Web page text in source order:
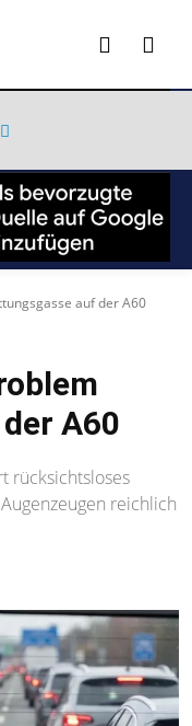
auf der A60
A60
rücksichtsloses
reichlich